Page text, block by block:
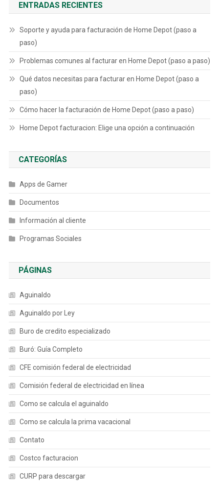
ENTRADAS RECIENTES
Soporte y ayuda para facturación de Home Depot (paso a
paso)
Problemas comunes al facturar en Home Depot (paso a paso)
Qué datos necesitas para facturar en Home Depot (paso a
paso)
Cómo hacer la facturación de Home Depot (paso a paso)
Home Depot facturacion: Elige una opción a continuación
CATEGORÍAS
Apps de Gamer
Documentos
Información al cliente
Programas Sociales
PÁGINAS
Aguinaldo
Aguinaldo por Ley
Buro de credito especializado
Buró: Guía Completo
CFE comisión federal de electricidad
Comisión federal de electricidad en línea
Como se calcula el aguinaldo
Como se calcula la prima vacacional
Contato
Costco facturacion
CURP para descargar